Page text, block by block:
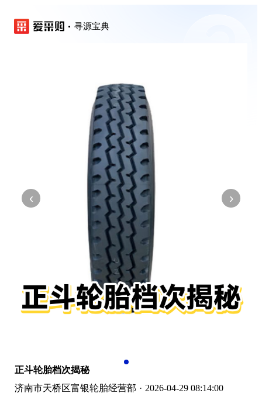
寻源宝典
‹ ›
正斗轮胎档次揭秘
济南市天桥区富银轮胎经营部 · 2026-04-29 08:14:00